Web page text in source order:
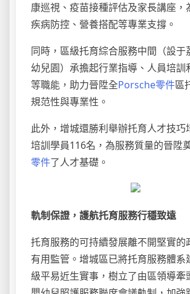
康巡視、疫苗接種評估及家長講座，
疾病防控、營養搭配等專業支撐。
同時，區級托育綜合服務中間（設于
幼兒園）承擔起行業指導、人員培訓
等職能，助力晉陞全Porsche零件區
規范性與專業性。
此外，增城還勝利舉辦托育人才技巧
培訓學員116名，為服務質量的晉陞
零件了人才基礎。
軌制保證，護航托育服務行穩致遠
托育服務的可持續發展離不開堅實的
有用監管。增城區已將托育服務體系
級平易近生實事，樹立了由區領導牽